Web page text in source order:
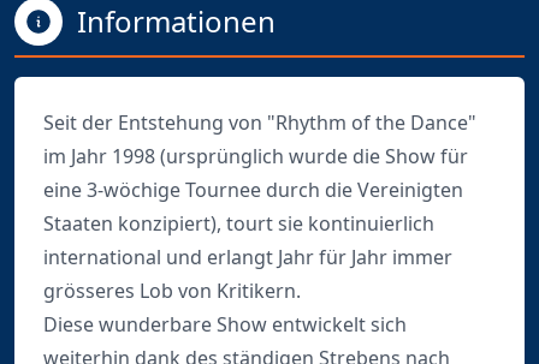
Informationen
Seit der Entstehung von "Rhythm of the Dance"
im Jahr 1998 (ursprünglich wurde die Show für
eine 3-wöchige Tournee durch die Vereinigten
Staaten konzipiert), tourt sie kontinuierlich
international und erlangt Jahr für Jahr immer
grösseres Lob von Kritikern.
Diese wunderbare Show entwickelt sich
weiterhin dank des ständigen Strebens nach